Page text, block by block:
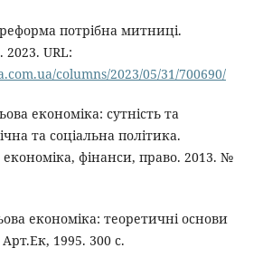
потрібна митниці.
2023. URL:
columns/2023/05/31/700690/
економіка: сутність та
та соціальна політика.
економіка, фінанси, право. 2013. №
економіка: теоретичні основи
1995. 300 с.